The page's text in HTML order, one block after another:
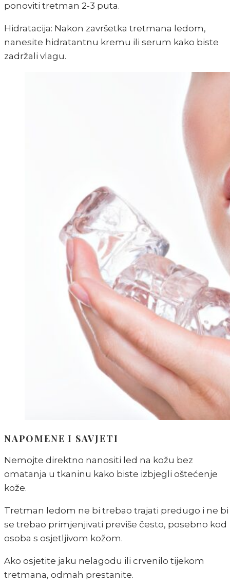
ponoviti tretman 2-3 puta.
Hidratacija: Nakon završetka tretmana ledom,
nanesite hidratantnu kremu ili serum kako biste
zadržali vlagu.
NAPOMENE I SAVJETI
Nemojte direktno nanositi led na kožu bez
omatanja u tkaninu kako biste izbjegli oštećenje
kože.
Tretman ledom ne bi trebao trajati predugo i ne bi
se trebao primjenjivati previše često, posebno kod
osoba s osjetljivom kožom.
Ako osjetite jaku nelagodu ili crvenilo tijekom
tretmana, odmah prestanite.